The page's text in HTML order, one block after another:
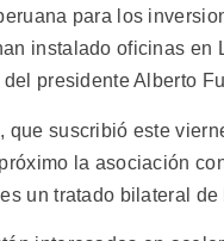
para los
instalado oficinas en
presidente Alberto
que suscribió este
la asociación
un tratado bilateral